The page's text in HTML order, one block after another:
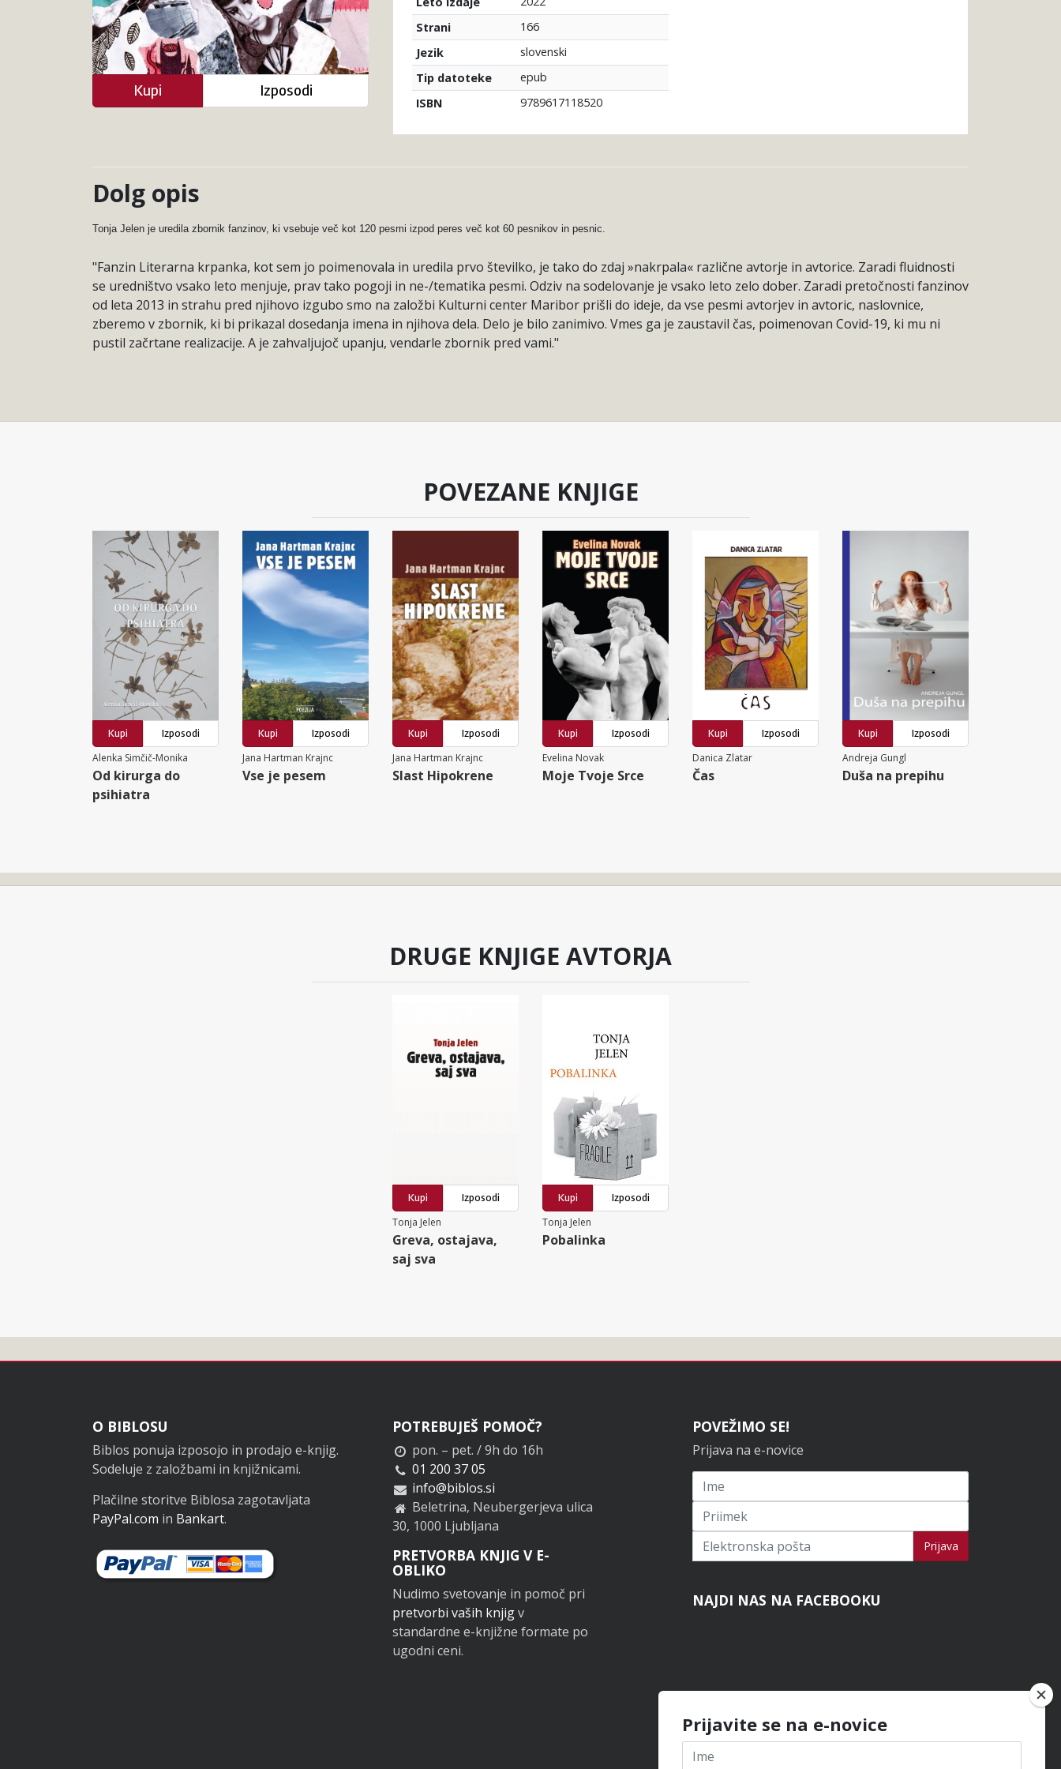
Strani
166
Jezik
slovenski
Tip datoteke
epub
ISBN
9789617118520
Kupi Izposodi
Dolg opis
Tonja Jelen je uredila zbornik fanzinov, ki vsebuje več kot 120 pesmi izpod peres več kot 60 pesnikov in pesnic.
"Fanzin Literarna krpanka, kot sem jo poimenovala in uredila prvo številko, je tako do zdaj »nakrpala« različne avtorje in avtorice. Zaradi fluidnosti
se uredništvo vsako leto menjuje, prav tako pogoji in ne-/tematika pesmi. Odziv na sodelovanje je vsako leto zelo dober. Zaradi pretočnosti fanzinov
od leta 2013 in strahu pred njihovo izgubo smo na založbi Kulturni center Maribor prišli do ideje, da vse pesmi avtorjev in avtoric, naslovnice,
zberemo v zbornik, ki bi prikazal dosedanja imena in njihova dela. Delo je bilo zanimivo. Vmes ga je zaustavil čas, poimenovan Covid-19, ki mu ni
pustil začrtane realizacije. A je zahvaljujoč upanju, vendarle zbornik pred vami."
POVEZANE KNJIGE
Kupi
Izposodi
Alenka Simčič-Monika
Od kirurga do
psihiatra
Kupi
Izposodi
Jana Hartman Krajnc
Vse je pesem
Kupi
Izposodi
Jana Hartman Krajnc
Slast Hipokrene
Kupi
Izposodi
Evelina Novak
Moje Tvoje Srce
Kupi
Izposodi
Danica Zlatar
Čas
Kupi
Izposodi
Andreja Gungl
Duša na prepihu
DRUGE KNJIGE AVTORJA
Kupi
Izposodi
Tonja Jelen
Greva, ostajava,
saj sva
Kupi
Izposodi
Tonja Jelen
Pobalinka
Noga
O BIBLOSU
Biblos ponuja izposojo in prodajo e-knjig.
Sodeluje z založbami in knjižnicami.
Plačilne storitve Biblosa zagotavljata
PayPal.com in Bankart.
POTREBUJEŠ POMOČ?
pon. – pet. / 9h do 16h
01 200 37 05
info@biblos.si
Beletrina, Neubergerjeva ulica
30, 1000 Ljubljana
PRETVORBA KNJIG V E-
OBLIKO
Nudimo svetovanje in pomoč pri
pretvorbi vaših knjigv
standardne e-knjižne formate po
ugodni ceni.
POVEŽIMO SE!
Prijava na e-novice
Prijavi se na novice Prijava
NAJDI NAS NA FACEBOOKU
Prijavite se na e-novice